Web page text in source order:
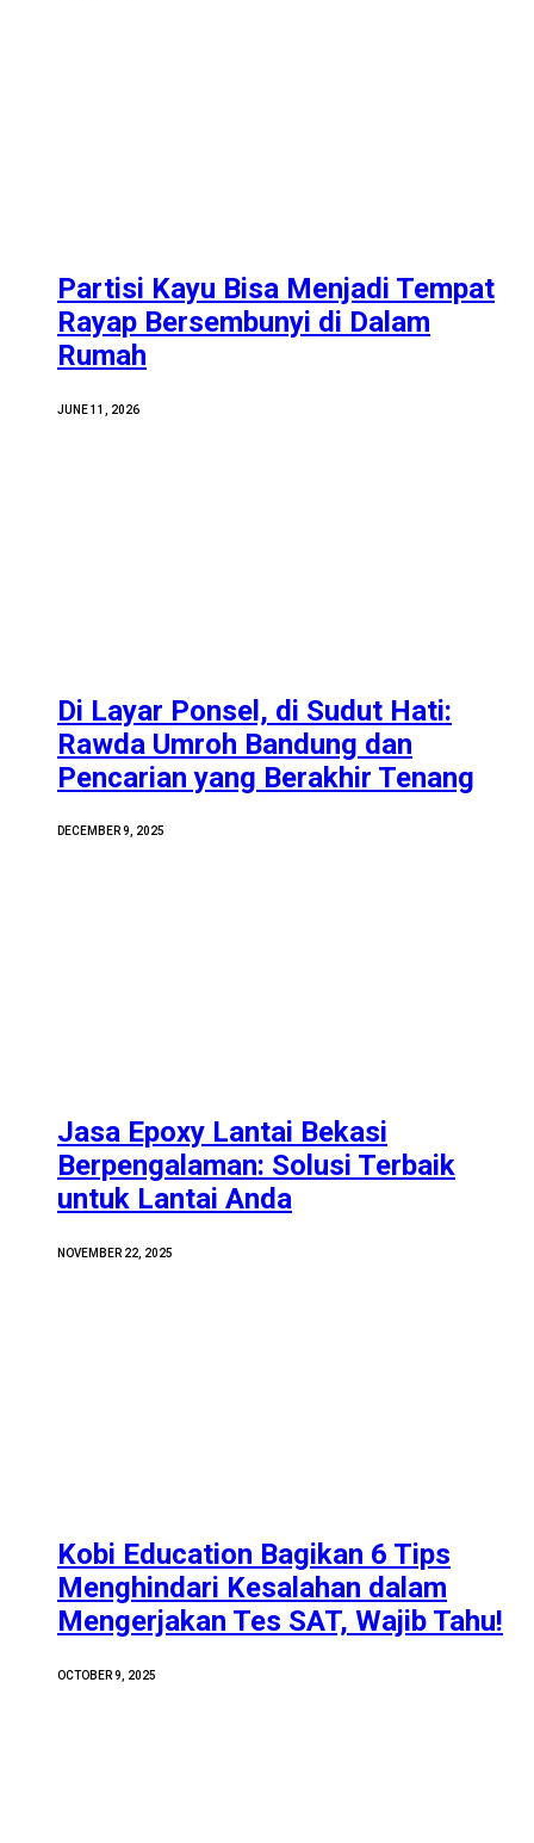
Partisi Kayu Bisa Menjadi Tempat
Rayap Bersembunyi di Dalam
Rumah
JUNE 11, 2026
Di Layar Ponsel, di Sudut Hati:
Rawda Umroh Bandung dan
Pencarian yang Berakhir Tenang
DECEMBER 9, 2025
Jasa Epoxy Lantai Bekasi
Berpengalaman: Solusi Terbaik
untuk Lantai Anda
NOVEMBER 22, 2025
Kobi Education Bagikan 6 Tips
Menghindari Kesalahan dalam
Mengerjakan Tes SAT, Wajib Tahu!
OCTOBER 9, 2025